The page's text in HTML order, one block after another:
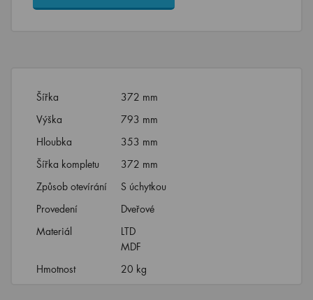
Šířka
372 mm
Výška
793 mm
Hloubka
353 mm
Šířka kompletu
372 mm
Způsob otevírání
S úchytkou
Provedení
Dveřové
Materiál
LTD
MDF
Hmotnost
20 kg